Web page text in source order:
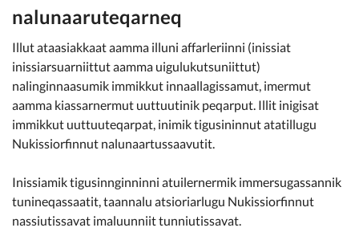
nalunaaruteqarneq
Illut ataasiakkaat aamma illuni affarleriinni (inissiat
inissiarsuarniittut aamma uigulukutsuniittut)
nalinginnaasumik immikkut innaallagissamut, imermut
aamma kiassarnermut uuttuutinik peqarput. Illit inigisat
immikkut uuttuuteqarpat, inimik tigusininnut atatillugu
Nukissiorfinnut nalunaartussaavutit.
Inissiamik tigusinnginninni atuilernermik immersugassannik
tunineqassaatit, taannalu atsioriarlugu Nukissiorfinnut
nassiutissavat imaluunniit tunniutissavat.